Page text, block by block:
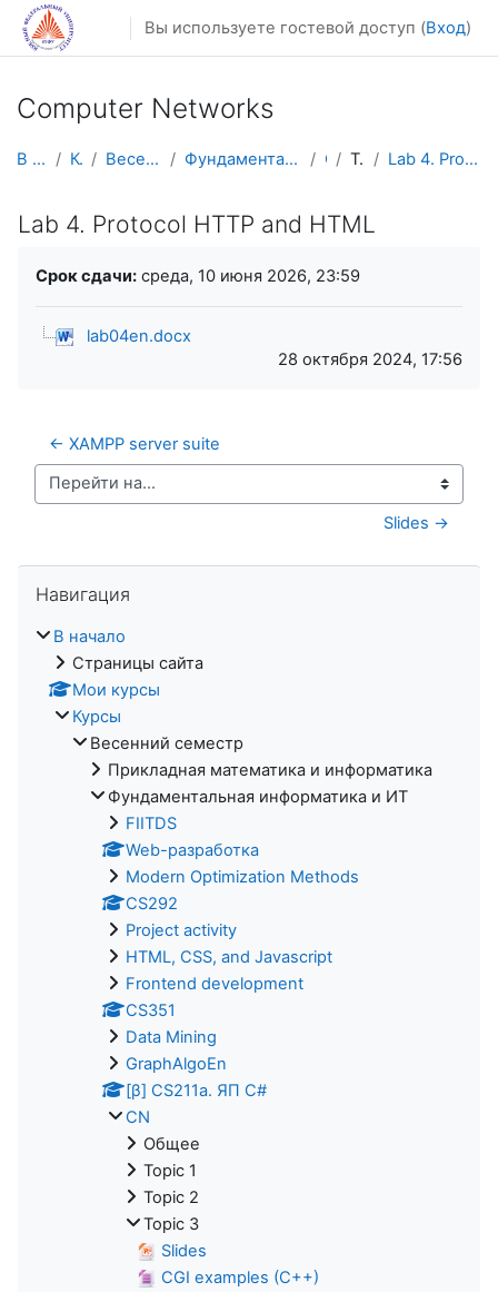
Перейти к основному содержанию
Вы используете гостевой доступ (Вход)
Computer Networks
В начало Курсы Весенний семестр Фундаментальная информатика и ИТ CN Topic 3 Lab 4. Protocol HTTP and HTML
Lab 4. Protocol HTTP and HTML
Срок сдачи: среда, 10 июня 2026, 23:59
lab04en.docx
28 октября 2024, 17:56
← XAMPP server suite
Перейти на...
Slides →
Навигация
В начало
Страницы сайта
Мои курсы
Курсы
Весенний семестр
Прикладная математика и информатика
Фундаментальная информатика и ИТ
FIITDS
Web-разработка
Modern Optimization Methods
CS292
Project activity
HTML, CSS, and Javascript
Frontend development
CS351
Data Mining
GraphAlgoEn
[β] CS211a. ЯП С#
CN
Общее
Topic 1
Topic 2
Topic 3
Slides
CGI examples (C++)